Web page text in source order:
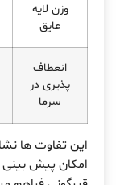
وزن لایه
عایق
انعطاف
پذیری در
سرما
این تفاوت ها
امکان پیش